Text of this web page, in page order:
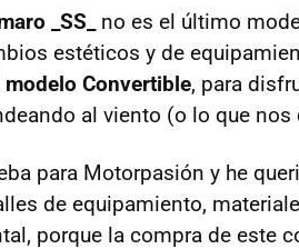
_SS_
no es el último
estéticos y de
modelo Convertible, para
al viento (o lo que nos
para Motorpasión y he
de equipamiento,
porque la compra de este